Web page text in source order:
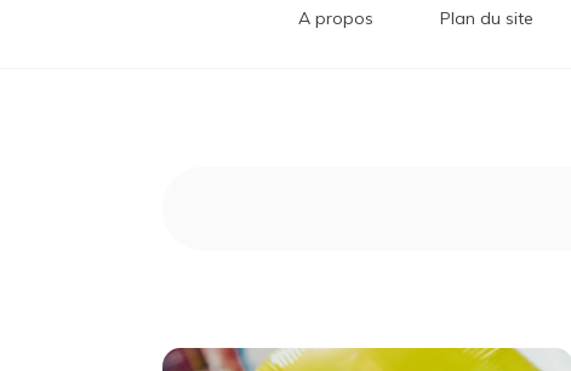
A propos Plan du site